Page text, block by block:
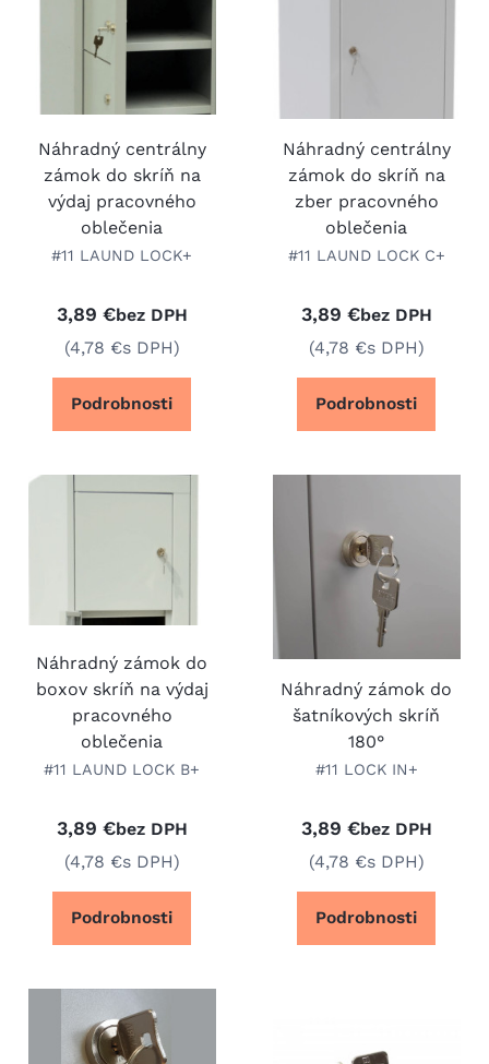
Náhradný centrálny
zámok do skríň na
výdaj pracovného
oblečenia
#11 LAUND LOCK+
3,89 €bez DPH
(4,78 €s DPH)
Podrobnosti
Náhradný centrálny
zámok do skríň na
zber pracovného
oblečenia
#11 LAUND LOCK C+
3,89 €bez DPH
(4,78 €s DPH)
Podrobnosti
Náhradný zámok do
boxov skríň na výdaj
pracovného
oblečenia
#11 LAUND LOCK B+
3,89 €bez DPH
(4,78 €s DPH)
Podrobnosti
Náhradný zámok do
šatníkových skríň
180°
#11 LOCK IN+
3,89 €bez DPH
(4,78 €s DPH)
Podrobnosti